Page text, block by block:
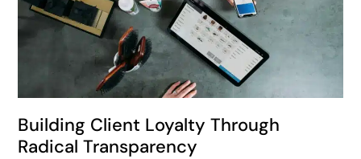
Building Client Loyalty Through
Radical Transparency